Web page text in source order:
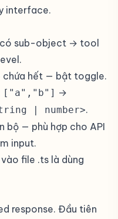
interface.
có sub-object → tool
chứa hết — bật toggle.
["a","b"] →
| number>.
bộ — phù hợp cho API
input.
file .ts là dùng
response. Đầu tiên